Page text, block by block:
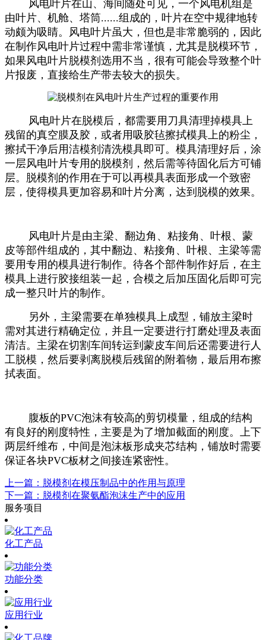
风电叶片在山、海间随处可见，一个风电机组是
由叶片、机舱、塔筒......组成的，叶片在空中规律地转
动颇为吸睛。风电叶片虽大，但也是非常脆弱的，因此
在制作风电叶片过程中需非常谨慎，尤其是脱模环节，
如果风电叶片脱模剂选用不当，很有可能会导致整个叶
片报废，直接给生产带去较大的损失。
风电叶片在脱模后，都需要用刀具清理掉模具上
残留的真空膜及胶，或者用吸胶毡擦拭模具上的粉尘，
擦拭干净后用洁模剂清洗模具即可。模具清理好后，涂
一层风电叶片专用的脱模剂，然后需等待固化后方可铺
层。脱模剂的作用在于可以再模具表面形成一个致密
层，使得模具更加容易和叶片分离，达到脱模的效果。
风电叶片是由主梁、翻边角、粘接角、叶根、蒙
皮等部件组成的，其中翻边、粘接角、叶根、主梁等需
要用专用的模具进行制作。待各个部件制作好后，在主
模具上进行胶接组装一起，合模之后加压固化后即可完
成一整只叶片的制作。
另外，主梁需要在单独模具上成型，铺放主梁时
需对其进行精确定位，并且一定要进行打磨处理及表面
清洁。主梁在切割车间转运到蒙皮车间后还需要进行人
工脱模，然后要剥离脱模后残留的附着物，最后用布擦
拭表面。
腹板的PVC泡沫有较高的剪切模量，组成的结构
有良好的刚度特性，主要是为了增加截面的刚度。上下
两层纤维布，中间是泡沫板形成夹芯结构，铺放时需要
保证各块PVC板材之间接连紧密性。
上一篇：脱模剂在模压制品中的作用与原理
下一篇：脱模剂在聚氨酯泡沫生产中的应用
服务项目
化工产品
功能分类
应用行业